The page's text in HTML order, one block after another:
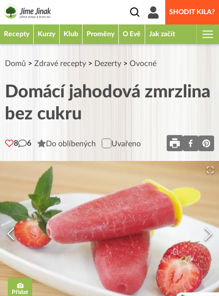
SHODIT KILA?
Recepty Kurzy Klub Proměny O Evě Jak začít
Domů > Zdravé recepty > Dezerty > Ovocné
Domácí jahodová zmrzlina
bez cukru
8 6 Do oblíbených Uvařeno
Přidat